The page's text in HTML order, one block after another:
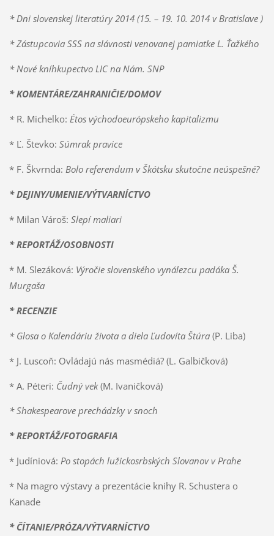
* Dni slovenskej literatúry 2014 (15. – 19. 10. 2014 v Bratislave )
*Zástupcovia SSS na slávnosti venovanej pamiatke L. Ťažkého
* Nové kníhkupectvo LIC na Nám. SNP
*KOMENTÁRE/ZAHRANIČIE/DOMOV
* R. Michelko: Étos východoeurópskeho kapitalizmu
* Ľ. Števko: Súmrak pravice
* F. Škvrnda: Bolo referendum v Škótsku skutočne neúspešné?
* DEJINY/UMENIE/VÝTVARNÍCTVO
* Milan Vároš: Slepí maliari
* REPORTÁŽ/OSOBNOSTI
* M. Slezáková: Výročie slovenského vynálezcu padáka Š.
Murgaša
* RECENZIE
* Glosa o Kalendáriu života a diela Ľudovíta Štúra (P. Liba)
* J. Luscoň: Ovládajú nás masmédiá? (L. Galbičková)
* A. Péteri: Čudný vek(M. Ivaničková)
* Shakespearove prechádzky v snoch
* REPORTÁŽ/FOTOGRAFIA
* Judíniová: Po stopách lužickosrbských Slovanov v Prahe
* Na magro výstavy a prezentácie knihy R. Schustera o
Kanade
* ČÍTANIE/PRÓZA/VÝTVARNÍCTVO